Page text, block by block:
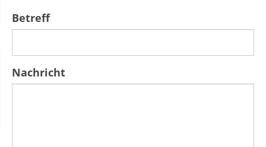
Betreff
Nachricht